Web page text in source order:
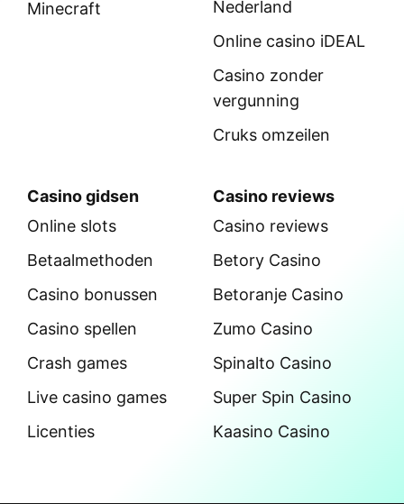
Minecraft
Nederland
Online casino iDEAL
Casino zonder
vergunning
Cruks omzeilen
Casino gidsen
Online slots
Betaalmethoden
Casino bonussen
Casino spellen
Crash games
Live casino games
Licenties
Casino reviews
Casino reviews
Betory Casino
Betoranje Casino
Zumo Casino
Spinalto Casino
Super Spin Casino
Kaasino Casino